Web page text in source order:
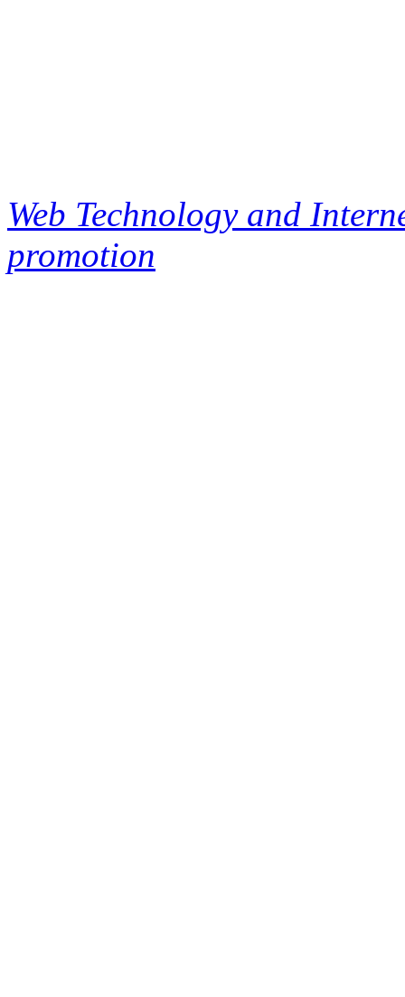
Web Technology and
promotion